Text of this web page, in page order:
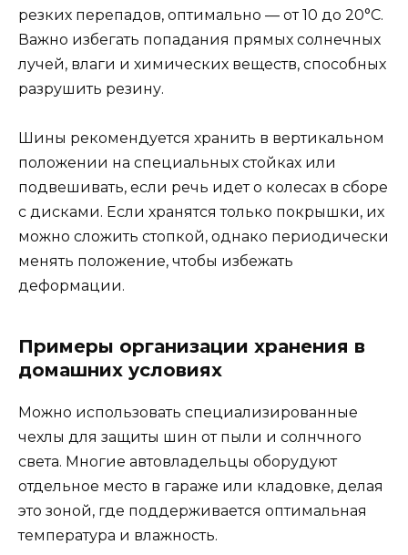
резких перепадов, оптимально — от 10 до 20°C.
Важно избегать попадания прямых солнечных
лучей, влаги и химических веществ, способных
разрушить резину.
Шины рекомендуется хранить в вертикальном
положении на специальных стойках или
подвешивать, если речь идет о колесах в сборе
с дисками. Если хранятся только покрышки, их
можно сложить стопкой, однако периодически
менять положение, чтобы избежать
деформации.
Примеры организации хранения в
домашних условиях
Можно использовать специализированные
чехлы для защиты шин от пыли и солнчного
света. Многие автовладельцы оборудуют
отдельное место в гараже или кладовке, делая
это зоной, где поддерживается оптимальная
температура и влажность.